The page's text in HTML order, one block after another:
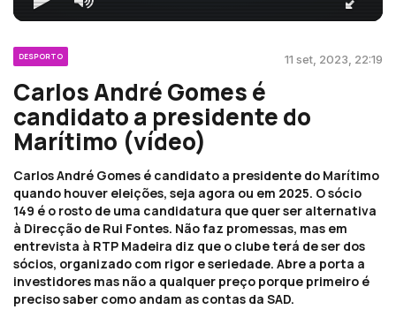
DESPORTO 11 set, 2023, 22:19
Carlos André Gomes é
candidato a presidente do
Marítimo (vídeo)
Carlos André Gomes é candidato a presidente do Marítimo
quando houver eleições, seja agora ou em 2025. O sócio
149 é o rosto de uma candidatura que quer ser alternativa
à Direcção de Rui Fontes. Não faz promessas, mas em
entrevista à RTP Madeira diz que o clube terá de ser dos
sócios, organizado com rigor e seriedade. Abre a porta a
investidores mas não a qualquer preço porque primeiro é
preciso saber como andam as contas da SAD.